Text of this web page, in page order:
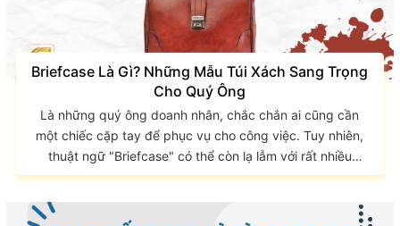
Briefcase Là Gì? Những Mẫu Túi Xách Sang Trọng
Cho Quý Ông
Là những quý ông doanh nhân, chắc chắn ai cũng cần
một chiếc cặp tay để phục vụ cho công việc. Tuy nhiên,
thuật ngữ "Briefcase" có thể còn lạ lẫm với rất nhiều
người. Vậy để hiểu rõ hơn Briefcase là gì? Cùng GIAO
túi hoặc hộp nhỏ thường được làm bằng da, vải, hoặc các